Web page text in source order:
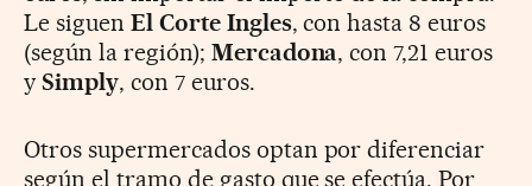
Le siguen El Corte Ingles, con hasta 8 euros
(según la región); Mercadona, con 7,21 euros
y Simply, con 7 euros.
Otros supermercados optan por diferenciar
según el tramo de gasto que se efectúa. Por